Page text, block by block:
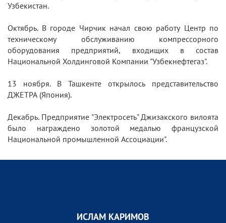
Узбекистан.
Октябрь. В городе Чирчик начал свою работу Центр по
техническому обслуживанию компрессорного
оборудования предприятий, входищих в состав
Национальной Холдинговой Компании "Узбекнефтегаз".
13 ноября. В Ташкенте открылось представительство
ДЖЕТРА (Япония).
Декабрь. Предприятие "Электросеть" Джизакского вилоята
было награждено золотой медалью французской
Национальной промышленной Ассоциации".
ИСЛАМ КАРИМОВ